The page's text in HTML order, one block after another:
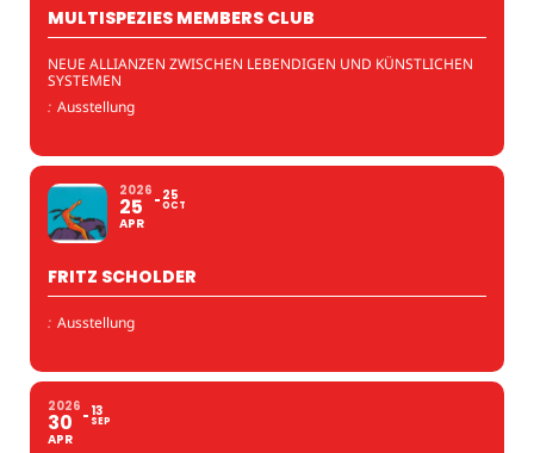
MULTISPEZIES MEMBERS CLUB
NEUE ALLIANZEN ZWISCHEN LEBENDIGEN UND KÜNSTLICHEN
SYSTEMEN
: Ausstellung
2026
25
APR
25
OCT
FRITZ SCHOLDER
: Ausstellung
2026
30
APR
13
SEP